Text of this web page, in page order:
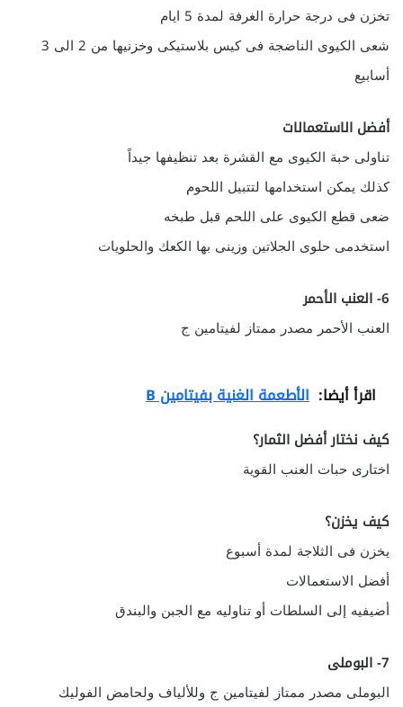
تخزن فى درجة حرارة الغرفة لمدة 5 ايام
شعى الكيوى الناضجة فى كيس بلاستيكى وخزنيها من 2 الى 3
أسابيع
أفضل الاستعمالات
تناولى حبة الكيوى مع القشرة بعد تنظيفها جيداً
كذلك يمكن استخدامها لتتبيل اللحوم
ضعى قطع الكيوى على اللحم قبل طبخه
استخدمى حلوى الجلاتين وزينى بها الكعك والحلويات
6- العنب الأحمر
العنب الأحمر مصدر ممتاز لفيتامين ج
اقرأ أيضا: الأطعمة الغنية بفيتامين B
كيف نختار أفضل الثمار؟
اختارى حبات العنب القوية
كيف يخزن؟
يخزن فى الثلاجة لمدة أسبوع
أفضل الاستعمالات
أضيفيه إلى السلطات أو تناوليه مع الجبن والبندق
7- البوملى
البوملى مصدر ممتاز لفيتامين ج وللألياف ولحامض الفوليك